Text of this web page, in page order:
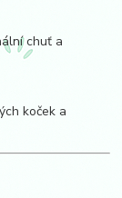
chuť a
koček a